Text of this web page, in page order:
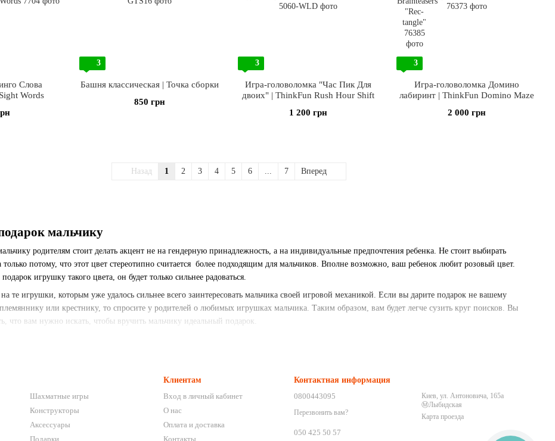
мальчику
родителям стоит делать акцент не на гендерную принадлежность, а на индивидуальные предпочтения ребенка. Не стоит выбирать
только потому, что этот цвет стереотипно считается более подходящим для мальчиков. Вполне возможно, ваш ребенок любит розовый цвет.
игрушку такого цвета, он будет только сильнее радоваться.
те игрушки, которым уже удалось сильнее всего заинтересовать мальчика своей игровой механикой. Если вы дарите подарок не вашему
или крестнику, то спросите у родителей о любимых игрушках мальчика. Таким образом, вам будет легче сузить круг поисков. Вы
что вам нужно искать, чтобы вручить мальчику идеальный подарок.
еще нет должного уровня терпения и усидчивости, то такой подарок поможет его выработать. Ребенок, вошедший в азарт игры будет
позитивные эмоции. Сам процесс будет интересным и не утомительным.
не вырастают. Ваш подарок будет востребован и актуален еще много лет. Даже если ребенок наиграется подаренной игрой, то через
открыть ее для себя. Эта особенность игр на логику и головоломок является своеобразной гарантией того, что если сейчас ваш подарок не
то через определенное время подарок может стать его любимой игрушкой.
Слова
Words
3
Башня классическая | Точка сборки
850 грн
3
Игра-головоломка "Час Пик Для
двоих" | ThinkFun Rush Hour Shift
1 200 грн
3
Игра-головоломка Домино
лабиринт | ThinkFun Domino Maze
2 000 грн
Назад 1 2 3 4 5 6 ... 7 Вперед
Шахматные игры
Конструкторы
Аксессуары
Подарки
Клиентам
Вход в личный кабинет
О нас
Оплата и доставка
Контакты
Контактная информация
0800443095
Перезвонить вам?
050 425 50 57
Киев, ул. Антоновича, 165а
Ⓜ️Лыбидская
Карта проезда